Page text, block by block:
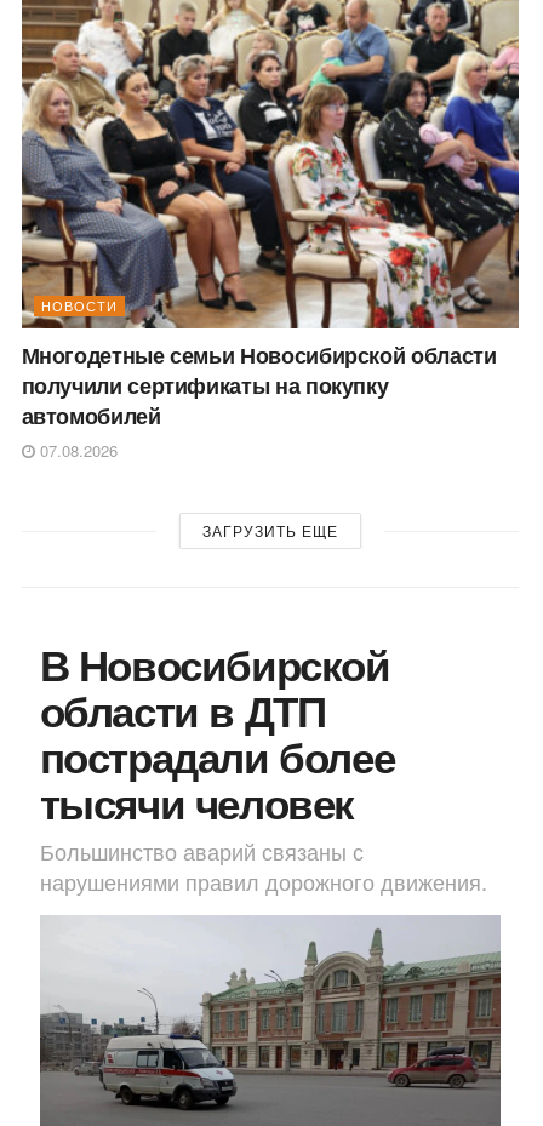
НОВОСТИ
Многодетные семьи Новосибирской области
получили сертификаты на покупку
автомобилей
07.08.2026
ЗАГРУЗИТЬ ЕЩЕ
В Новосибирской
области в ДТП
пострадали более
тысячи человек
Большинство аварий связаны с
нарушениями правил дорожного движения.